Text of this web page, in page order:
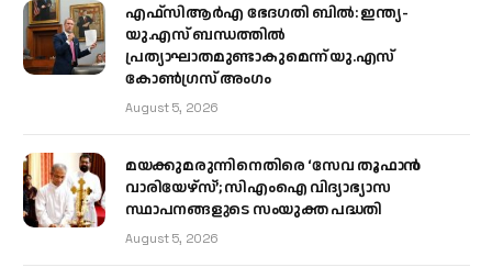
എഫ്‌സിആർഎ ഭേദഗതി ബിൽ: ഇന്ത്യ-
യു.എസ് ബന്ധത്തിൽ
പ്രത്യാഘാതമുണ്ടാകുമെന്ന് യു.എസ്
കോൺഗ്രസ് അംഗം
August 5, 2026
മയക്കുമരുന്നിനെതിരെ ‘സേവ തൂഫാൻ
വാരിയേഴ്‌സ്’; സിഎംഐ വിദ്യാഭ്യാസ
സ്ഥാപനങ്ങളുടെ സംയുക്ത പദ്ധതി
August 5, 2026